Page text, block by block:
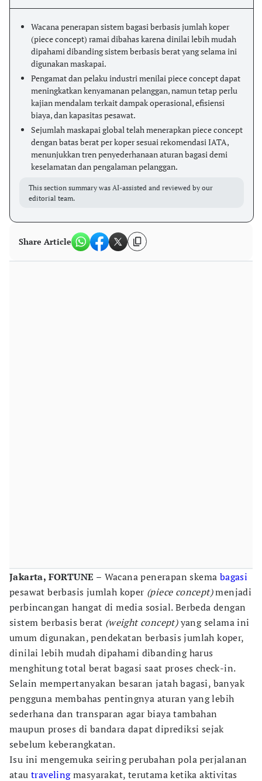
Wacana penerapan sistem bagasi berbasis jumlah koper
(piece concept) ramai dibahas karena dinilai lebih mudah
dipahami dibanding sistem berbasis berat yang selama ini
digunakan maskapai.
Pengamat dan pelaku industri menilai piece concept dapat
meningkatkan kenyamanan pelanggan, namun tetap perlu
kajian mendalam terkait dampak operasional, efisiensi
biaya, dan kapasitas pesawat.
Sejumlah maskapai global telah menerapkan piece concept
dengan batas berat per koper sesuai rekomendasi IATA,
menunjukkan tren penyederhanaan aturan bagasi demi
keselamatan dan pengalaman pelanggan.
This section summary was AI-assisted and reviewed by our
editorial team.
Share Article
Jakarta, FORTUNE – Wacana penerapan skema bagasi
pesawat berbasis jumlah koper (piece concept)menjadi
perbincangan hangat di media sosial. Berbeda dengan
sistem berbasis berat (weight concept)yang selama ini
umum digunakan, pendekatan berbasis jumlah koper,
dinilai lebih mudah dipahami dibanding harus
menghitung total berat bagasi saat proses check-in.
Selain mempertanyakan besaran jatah bagasi, banyak
pengguna membahas pentingnya aturan yang lebih
sederhana dan transparan agar biaya tambahan
maupun proses di bandara dapat diprediksi sejak
sebelum keberangkatan.
Isu ini mengemuka seiring perubahan pola perjalanan
atau travelingmasyarakat, terutama ketika aktivitas